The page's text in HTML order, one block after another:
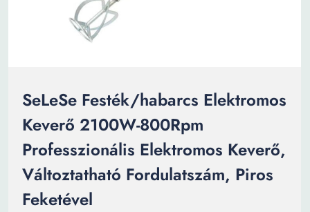
SeLeSe Festék/habarcs Elektromos
Keverő 2100W-800Rpm
Professzionális Elektromos Keverő,
Változtatható Fordulatszám, Piros
Feketével